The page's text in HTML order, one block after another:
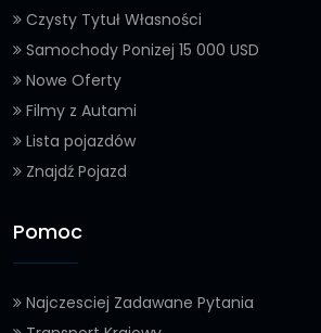
Czysty Tytuł Własności
Samochody Ponizej 15 000 USD
Nowe Oferty
Filmy z Autami
Lista pojazdów
Znajdź Pojazd
Pomoc
Najczesciej Zadawane Pytania